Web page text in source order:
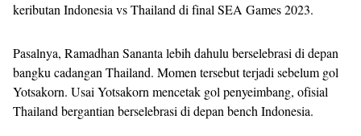
keributan Indonesia vs Thailand di final SEA Games 2023.
Pasalnya, Ramadhan Sananta lebih dahulu berselebrasi di depan
bangku cadangan Thailand. Momen tersebut terjadi sebelum gol
Yotsakorn. Usai Yotsakorn mencetak gol penyeimbang, ofisial
Thailand bergantian berselebrasi di depan bench Indonesia.